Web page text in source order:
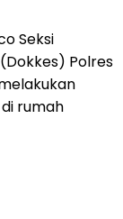
Seksi
Polres
rumah